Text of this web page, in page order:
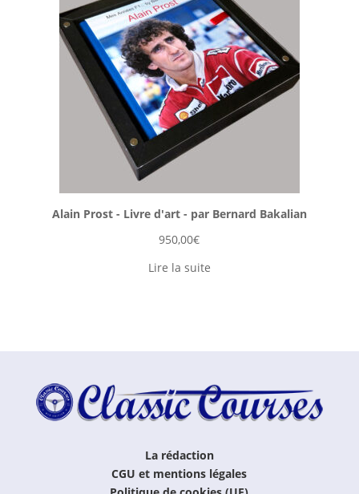
Alain Prost - Livre d'art - par Bernard Bakalian
950,00€
Lire la suite
La rédaction
CGU et mentions légales